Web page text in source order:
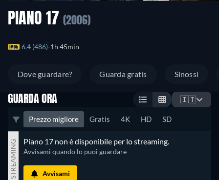
PIANO 17 (2006)
6.4 (486) 1h 45min
Dove guardare? Guarda gratis Sinossi
GUARDA ORA 🇮🇹
Prezzo migliore Gratis 4K HD SD
STREAMING Piano 17 non è disponibile per lo streaming.
Avvisami quando lo puoi guardare
Avvisami